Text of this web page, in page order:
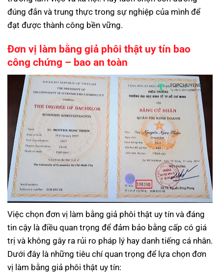
đúng đắn và trung thực trong sự nghiệp của mình để
đạt được thành công bền vững.
Đơn vị làm bằng giả phôi thật uy tín bao
công chứng – bao an toàn
Việc chọn đơn vị làm bằng giả phôi thật uy tín và đáng
tin cậy là điều quan trọng để đảm bảo bằng cấp có giá
trị và không gây ra rủi ro pháp lý hay danh tiếng cá nhân.
Dưới đây là những tiêu chí quan trọng để lựa chọn đơn
vị làm bằng giả phôi thật uy tín: